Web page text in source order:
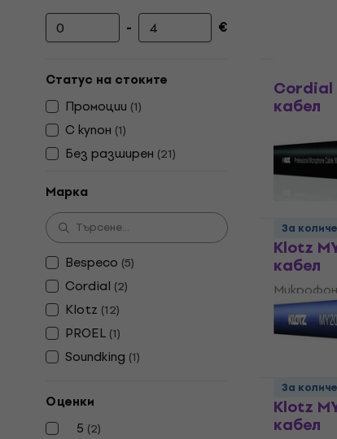
Минимална цена
- Максимална цена
€
Статус на стоките
Промоции (1)
С купон (1)
Без pазширен (21)
Марка
Bespeco (5)
Cordial (2)
Klotz (12)
PROEL (1)
Soundking (1)
Оценки
5 (2)
Cordial
кабел
4,8/5
1,29 €
В
Klotz
кабел
4,6/5
2,19 €
В
За
Klotz
кабел
За